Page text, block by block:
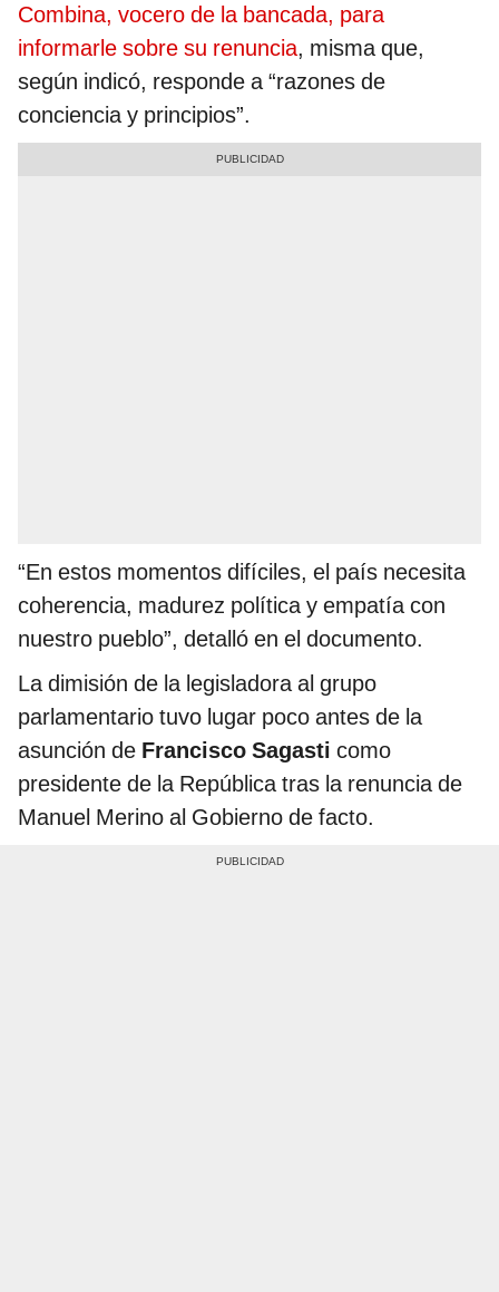
Combina, vocero de la bancada, para
informarle sobre su renuncia, misma que,
según indicó, responde a “razones de
conciencia y principios”.
“En estos momentos difíciles, el país necesita
coherencia, madurez política y empatía con
nuestro pueblo”, detalló en el documento.
La dimisión de la legisladora al grupo
parlamentario tuvo lugar poco antes de la
asunción de Francisco Sagasti como
presidente de la República tras la renuncia de
Manuel Merino al Gobierno de facto.